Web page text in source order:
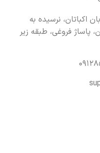
اکباتان، نرسیده به
پاساژ فروغی، طبقه زیر